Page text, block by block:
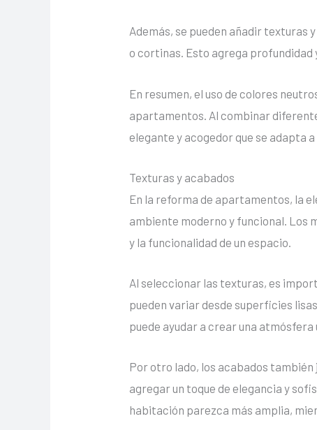
Además, se pueden añadir texturas
o cortinas. Esto agrega profundidad
En resumen, el uso de colores
apartamentos. Al combinar
elegante y acogedor que se adapta
Texturas y acabados
En la reforma de apartamentos, la
ambiente moderno y funcional. Los
y la funcionalidad de un espacio.
Al seleccionar las texturas, es
pueden variar desde superficies
puede ayudar a crear una atmósfera
Por otro lado, los acabados
agregar un toque de elegancia y
habitación parezca más amplia,